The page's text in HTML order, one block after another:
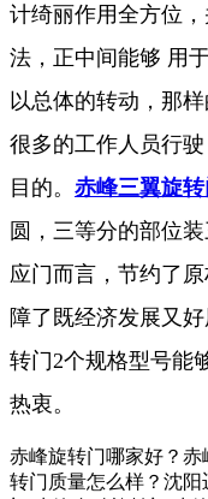
计绮丽作用全方位
法，正中间能够 用
以总体的转动，那
很多的工作人员行
目的。 赤峰三翼旋转
圆，三等分的部位
应门而言，节约了
障了既经济发展又
转门2个规格型号能
热衷。
赤峰旋转门哪家好？
转门质量怎么样？沈